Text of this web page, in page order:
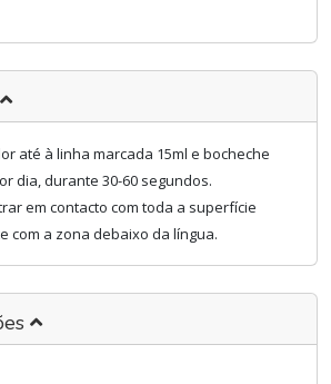
até à linha marcada 15ml e bocheche
dia, durante 30-60 segundos.
em contacto com toda a superfície
com a zona debaixo da língua.